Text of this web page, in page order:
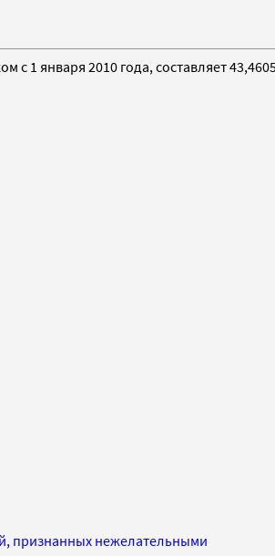
1 января 2010 года, составляет
признанных нежелательными